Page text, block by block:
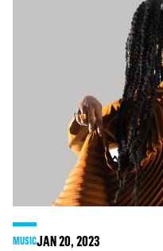
MUSICJAN20, 2023